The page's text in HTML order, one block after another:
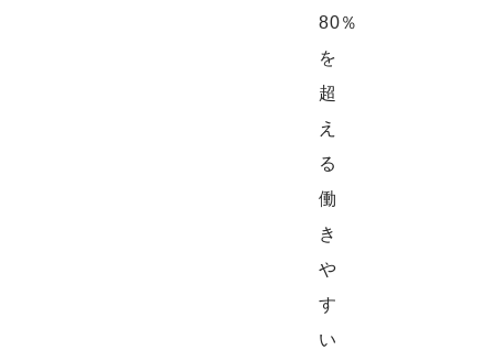
80％
を
超
え
る
働
き
や
す
い